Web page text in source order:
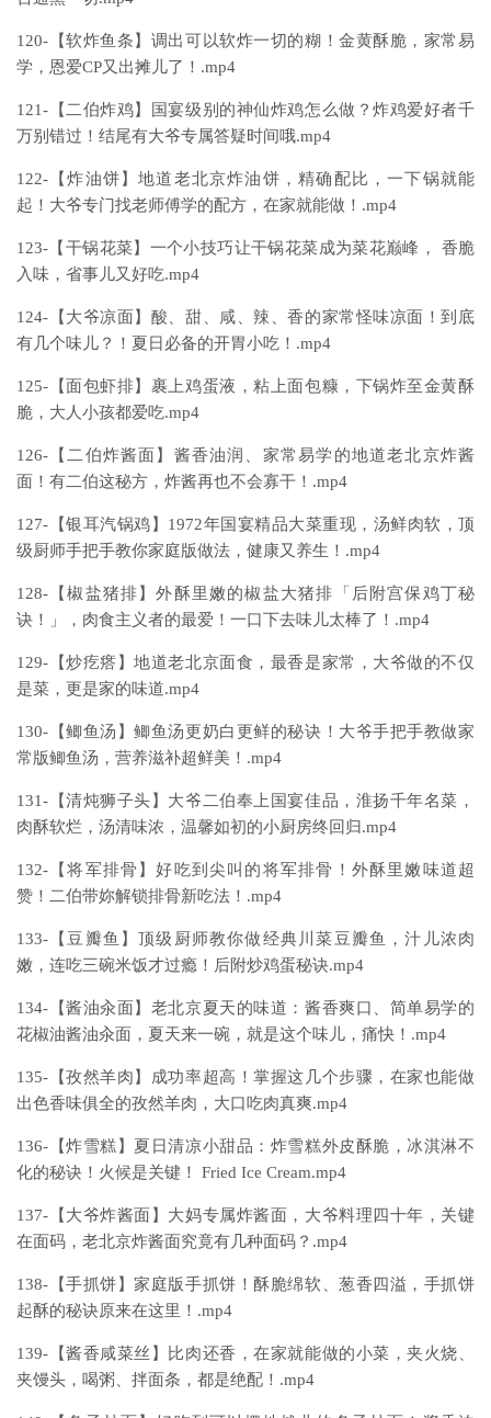
120-【软炸鱼条】调出可以软炸一切的糊！金黄酥脆，家常易
学，恩爱CP又出摊儿了！.mp4
121-【二伯炸鸡】国宴级别的神仙炸鸡怎么做？炸鸡爱好者千
万别错过！结尾有大爷专属答疑时间哦.mp4
122-【炸油饼】地道老北京炸油饼，精确配比，一下锅就能
起！大爷专门找老师傅学的配方，在家就能做！.mp4
123-【干锅花菜】一个小技巧让干锅花菜成为菜花巅峰， 香脆
入味，省事儿又好吃.mp4
124-【大爷凉面】酸、甜、咸、辣、香的家常怪味凉面！到底
有几个味儿？！夏日必备的开胃小吃！.mp4
125-【面包虾排】裹上鸡蛋液，粘上面包糠，下锅炸至金黄酥
脆，大人小孩都爱吃.mp4
126-【二伯炸酱面】酱香油润、家常易学的地道老北京炸酱
面！有二伯这秘方，炸酱再也不会寡干！.mp4
127-【银耳汽锅鸡】1972年国宴精品大菜重现，汤鲜肉软，顶
级厨师手把手教你家庭版做法，健康又养生！.mp4
128-【椒盐猪排】外酥里嫩的椒盐大猪排「后附宫保鸡丁秘
诀！」，肉食主义者的最爱！一口下去味儿太棒了！.mp4
129-【炒疙瘩】地道老北京面食，最香是家常，大爷做的不仅
是菜，更是家的味道.mp4
130-【鲫鱼汤】鲫鱼汤更奶白更鲜的秘诀！大爷手把手教做家
常版鲫鱼汤，营养滋补超鲜美！.mp4
131-【清炖狮子头】大爷二伯奉上国宴佳品，淮扬千年名菜，
肉酥软烂，汤清味浓，温馨如初的小厨房终回归.mp4
132-【将军排骨】好吃到尖叫的将军排骨！外酥里嫩味道超
赞！二伯带妳解锁排骨新吃法！.mp4
133-【豆瓣鱼】顶级厨师教你做经典川菜豆瓣鱼，汁儿浓肉
嫩，连吃三碗米饭才过瘾！后附炒鸡蛋秘诀.mp4
134-【酱油汆面】老北京夏天的味道：酱香爽口、简单易学的
花椒油酱油汆面，夏天来一碗，就是这个味儿，痛快！.mp4
135-【孜然羊肉】成功率超高！掌握这几个步骤，在家也能做
出色香味俱全的孜然羊肉，大口吃肉真爽.mp4
136-【炸雪糕】夏日清凉小甜品：炸雪糕外皮酥脆，冰淇淋不
化的秘诀！火候是关键！ Fried Ice Cream.mp4
137-【大爷炸酱面】大妈专属炸酱面，大爷料理四十年，关键
在面码，老北京炸酱面究竟有几种面码？.mp4
138-【手抓饼】家庭版手抓饼！酥脆绵软、葱香四溢，手抓饼
起酥的秘诀原来在这里！.mp4
139-【酱香咸菜丝】比肉还香，在家就能做的小菜，夹火烧、
夹馒头，喝粥、拌面条，都是绝配！.mp4